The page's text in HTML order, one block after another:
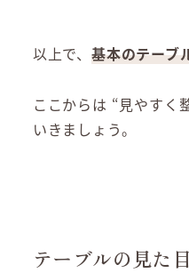
以上で、 基本のテーブ
ここからは “見やすく
いきましょう。
テーブルの見た